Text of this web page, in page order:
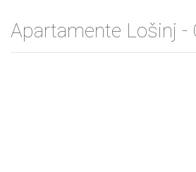
Apartamente Lošinj -